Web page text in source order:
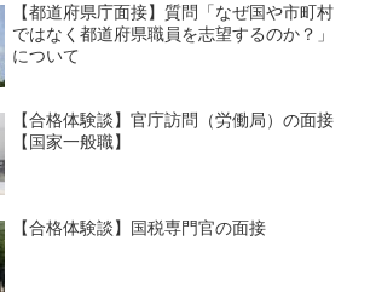
【都道府県庁面接】質問「なぜ国や市町村
ではなく都道府県職員を志望するのか？」
について
【合格体験談】官庁訪問（労働局）の面接
【国家一般職】
【合格体験談】国税専門官の面接